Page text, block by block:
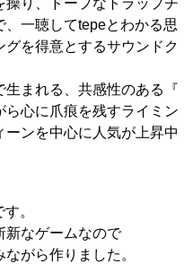
り、ドープなトラップチ
、一聴してtepeとわかる思
を得意とするサウンドク
まれる、共感性のある『
心に爪痕を残すライミン
ンを中心に人気が上昇中
。
新なゲームなので
がら作りました。